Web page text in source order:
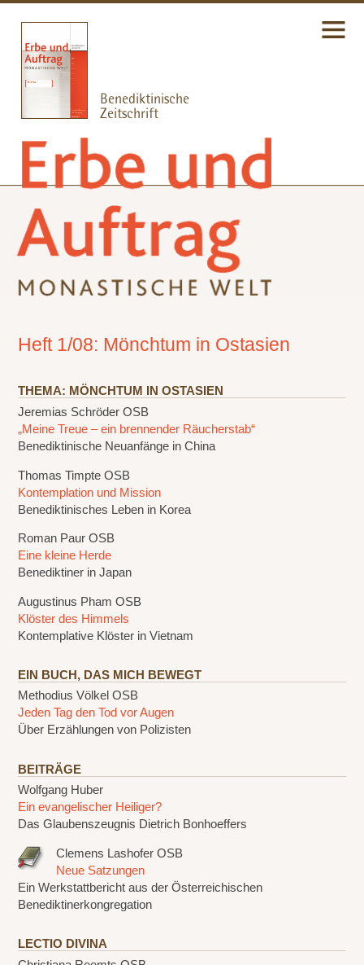
Heft 1/08: Mönchtum in Ostasien
THEMA: MÖNCHTUM IN OSTASIEN
Jeremias Schröder OSB
„Meine Treue – ein brennender Räucherstab“
Benediktinische Neuanfänge in China
Thomas Timpte OSB
Kontemplation und Mission
Benediktinisches Leben in Korea
Roman Paur OSB
Eine kleine Herde
Benediktiner in Japan
Augustinus Pham OSB
Klöster des Himmels
Kontemplative Klöster in Vietnam
EIN BUCH, DAS MICH BEWEGT
Methodius Völkel OSB
Jeden Tag den Tod vor Augen
Über Erzählungen von Polizisten
BEITRÄGE
Wolfgang Huber
Ein evangelischer Heiliger?
Das Glaubenszeugnis Dietrich Bonhoeffers
Clemens Lashofer OSB
Neue Satzungen
Ein Werkstattbericht aus der Österreichischen
Benediktinerkongregation
LECTIO DIVINA